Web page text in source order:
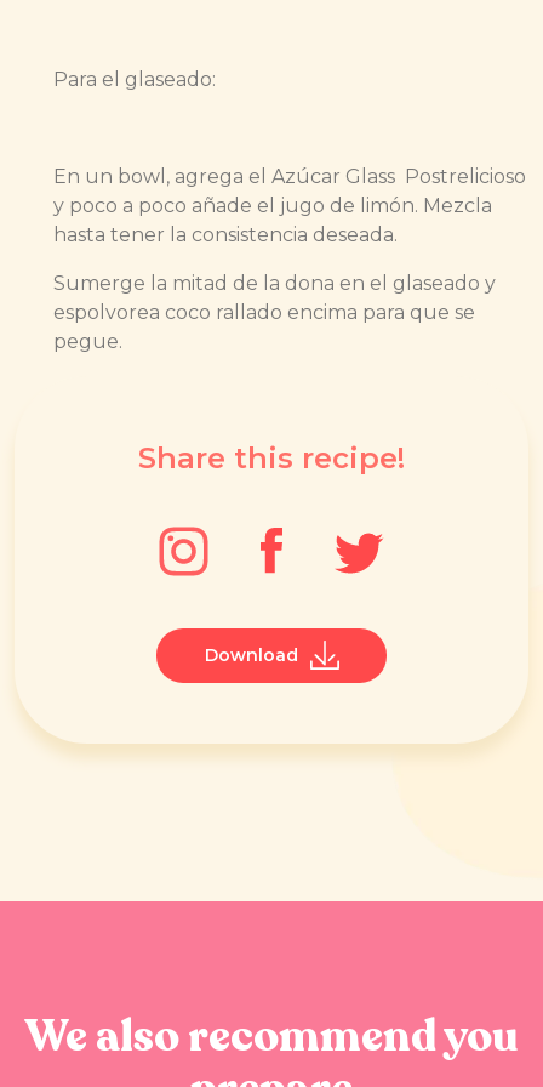
Para el glaseado:
En un bowl, agrega el Azúcar Glass Postrelicioso
y poco a poco añade el jugo de limón. Mezcla
hasta tener la consistencia deseada.
Sumerge la mitad de la dona en el glaseado y
espolvorea coco rallado encima para que se
pegue.
Share this recipe!
Download
We also recommend you